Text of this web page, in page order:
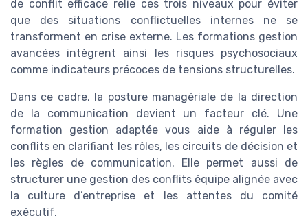
de conflit efficace relie ces trois niveaux pour éviter
que des situations conflictuelles internes ne se
transforment en crise externe. Les formations gestion
avancées intègrent ainsi les risques psychosociaux
comme indicateurs précoces de tensions structurelles.
Dans ce cadre, la posture managériale de la direction
de la communication devient un facteur clé. Une
formation gestion adaptée vous aide à réguler les
conflits en clarifiant les rôles, les circuits de décision et
les règles de communication. Elle permet aussi de
structurer une gestion des conflits équipe alignée avec
la culture d’entreprise et les attentes du comité
exécutif.